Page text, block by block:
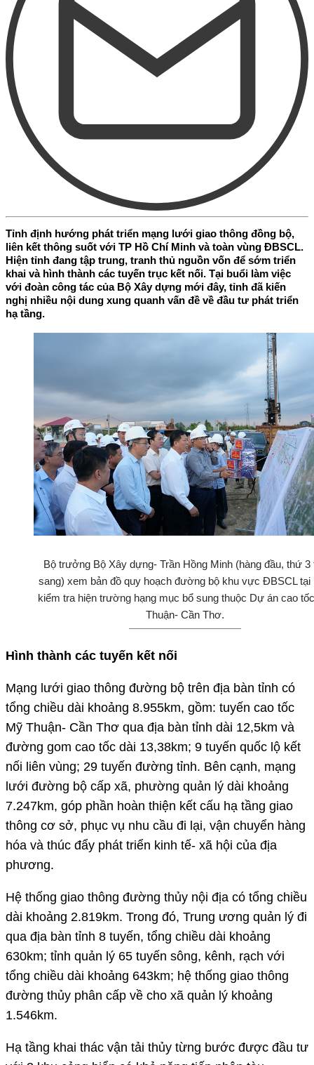
Tỉnh định hướng phát triển mạng lưới giao thông đồng bộ,
liên kết thông suốt với TP Hồ Chí Minh và toàn vùng ĐBSCL.
Hiện tỉnh đang tập trung, tranh thủ nguồn vốn để sớm triển
khai và hình thành các tuyến trục kết nối. Tại buổi làm việc
với đoàn công tác của Bộ Xây dựng mới đây, tỉnh đã kiến
nghị nhiều nội dung xung quanh vấn đề về đầu tư phát triển
hạ tầng.
Bộ trưởng Bộ Xây dựng- Trần Hồng Minh (hàng đầu, thứ 3
sang) xem bản đồ quy hoạch đường bộ khu vực ĐBSCL tại
kiểm tra hiện trường hạng mục bổ sung thuộc Dự án cao
Thuận- Cần Thơ.
Hình thành các tuyến kết nối
Mạng lưới giao thông đường bộ trên địa bàn tỉnh có
tổng chiều dài khoảng 8.955km, gồm: tuyến cao tốc
Mỹ Thuận- Cần Thơ qua địa bàn tỉnh dài 12,5km và
đường gom cao tốc dài 13,38km; 9 tuyến quốc lộ kết
nối liên vùng; 29 tuyến đường tỉnh. Bên cạnh, mạng
lưới đường bộ cấp xã, phường quản lý dài khoảng
7.247km, góp phần hoàn thiện kết cấu hạ tầng giao
thông cơ sở, phục vụ nhu cầu đi lại, vận chuyển hàng
hóa và thúc đẩy phát triển kinh tế- xã hội của địa
phương.
Hệ thống giao thông đường thủy nội địa có tổng chiều
dài khoảng 2.819km. Trong đó, Trung ương quản lý đi
qua địa bàn tỉnh 8 tuyến, tổng chiều dài khoảng
630km; tỉnh quản lý 65 tuyến sông, kênh, rạch với
tổng chiều dài khoảng 643km; hệ thống giao thông
đường thủy phân cấp về cho xã quản lý khoảng
1.546km.
Hạ tầng khai thác vận tải thủy từng bước được đầu tư